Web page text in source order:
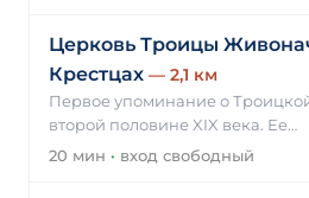
Церковь Троицы
Крестцах — 2,1 км
Первое упоминание о
второй половине XIX века. Ее…
20 мин · вход свободный